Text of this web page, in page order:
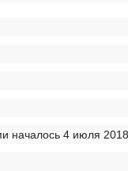
началось 4 июля 2018